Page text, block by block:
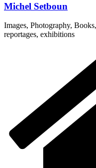
Michel Setboun
Images, Photography,
reportages, exhibitions